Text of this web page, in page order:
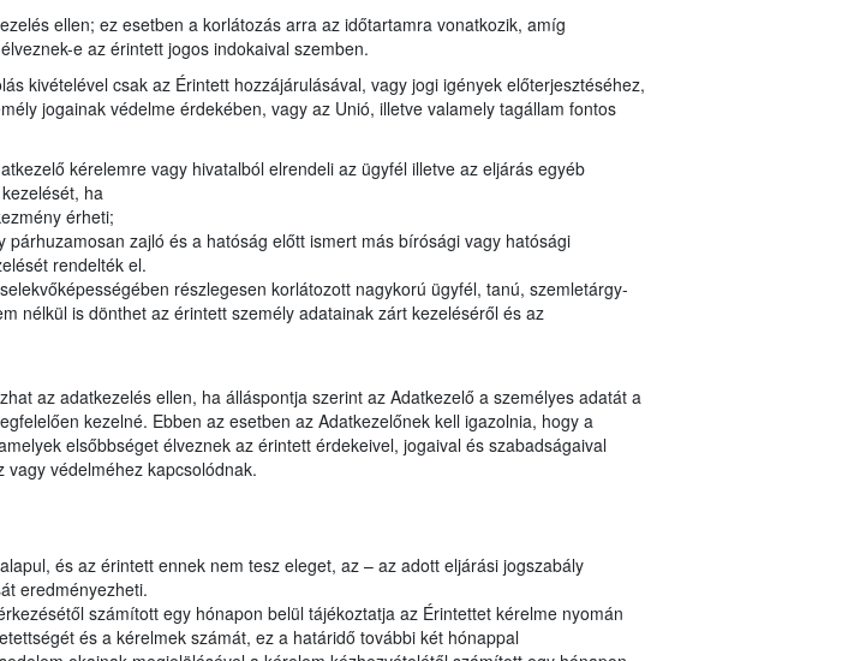
ellen; ez esetben a korlátozás arra az időtartamra vonatkozik, amíg
e az érintett jogos indokaival szemben.
kivételével csak az Érintett hozzájárulásával, vagy jogi igények előterjesztéséhez,
jogainak védelme érdekében, vagy az Unió, illetve valamely tagállam fontos
kérelemre vagy hivatalból elrendeli az ügyfél illetve az eljárás egyéb
ha
érheti;
zajló és a hatóság előtt ismert más bírósági vagy hatósági
rendelték el.
részlegesen korlátozott nagykorú ügyfél, tanú, szemletárgy-
nélkül is dönthet az érintett személy adatainak zárt kezeléséről és az
az adatkezelés ellen, ha álláspontja szerint az Adatkezelő a személyes adatát a
kezelné. Ebben az esetben az Adatkezelőnek kell igazolnia, hogy a
elsőbbséget élveznek az érintett érdekeivel, jogaival és szabadságaival
védelméhez kapcsolódnak.
és az érintett ennek nem tesz eleget, az – az adott eljárási jogszabály
eredményezheti.
számított egy hónapon belül tájékoztatja az Érintettet kérelme nyomán
és a kérelmek számát, ez a határidő további két hónappal